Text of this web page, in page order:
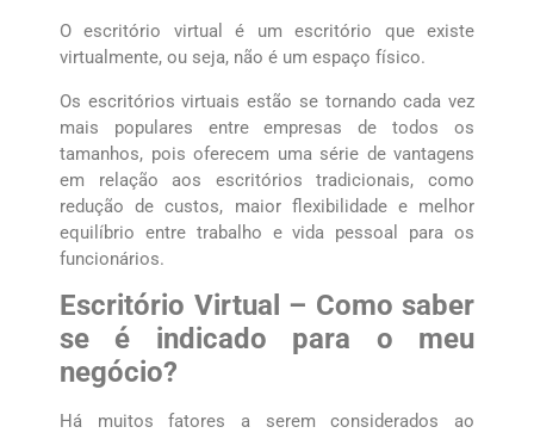
O escritório virtual é um escritório que existe
virtualmente, ou seja, não é um espaço físico.
Os escritórios virtuais estão se tornando cada vez
mais populares entre empresas de todos os
tamanhos, pois oferecem uma série de vantagens
em relação aos escritórios tradicionais, como
redução de custos, maior flexibilidade e melhor
equilíbrio entre trabalho e vida pessoal para os
funcionários.
Escritório Virtual – Como saber
se é indicado para o meu
negócio?
Há muitos fatores a serem considerados ao